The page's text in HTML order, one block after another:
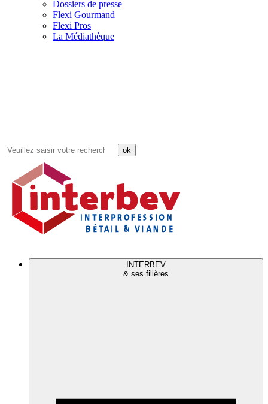
Dossiers de presse
Flexi Gourmand
Flexi Pros
La Médiathèque
Rechercher
dans
site
INTERBEV
& ses filières